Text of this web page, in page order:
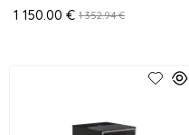
1 150.00 € 1 352.94 €